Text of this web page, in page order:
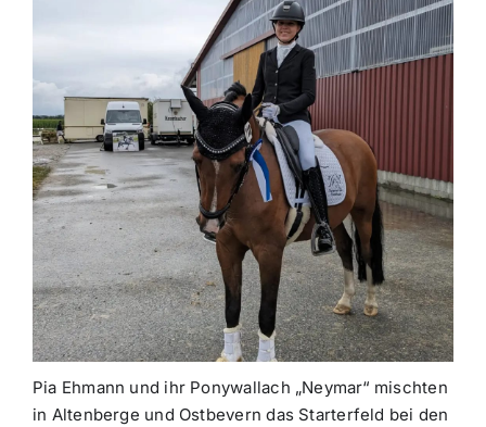
Pia Ehmann und ihr Ponywallach „Neymar“ mischten
in Altenberge und Ostbevern das Starterfeld bei den